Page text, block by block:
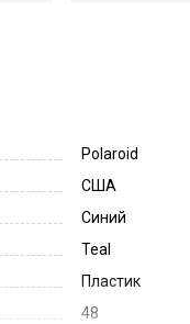
Polaroid
США
Синий
Teal
Пластик
48